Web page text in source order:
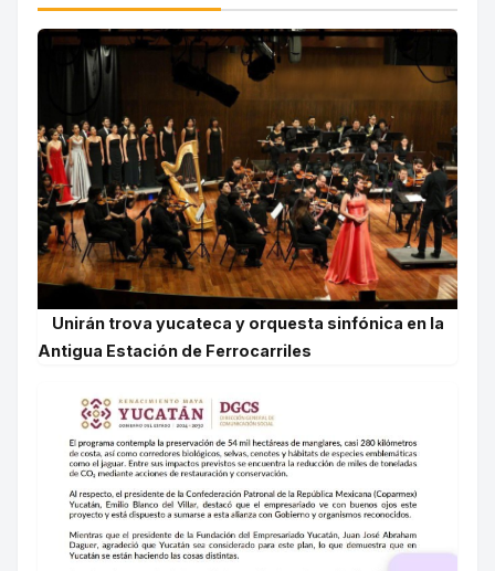
Unirán trova yucateca y orquesta sinfónica en la
Antigua Estación de Ferrocarriles